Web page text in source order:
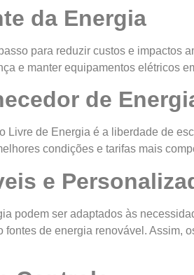
da Energia
para reduzir custos e
e manter equipamentos elétricos
de
Livre de Energia é a liberdade de
condições e tarifas mais
e
podem ser adaptados às
fontes de energia renovável.